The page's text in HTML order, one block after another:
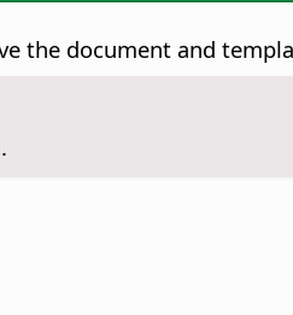
the document and
.